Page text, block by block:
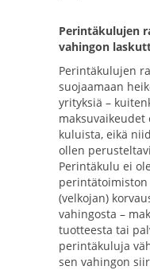
Perintäkulujen
vahingon
Perintäkulujen
suojaamaan
yrityksiä –
kuluista, eikä
ollen
Perintäkulu ei
perintätoimiston
(velkojan)
vahingosta –
tuotteesta tai
perintäkuluja
sen vahingon